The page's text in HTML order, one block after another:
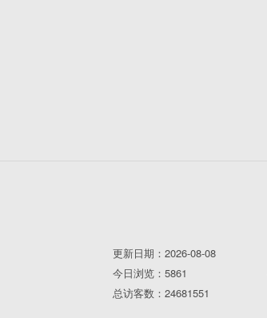
更新日期：2026-08-08
今日浏览：5861
总访客数：24681551